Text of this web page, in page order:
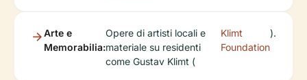
Arte e
Memorabilia:
Opere di artisti locali e
materiale su residenti
come Gustav Klimt (
Klimt
Foundation
).